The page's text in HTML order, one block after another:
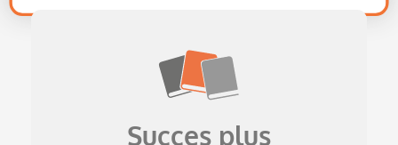
Succes plus